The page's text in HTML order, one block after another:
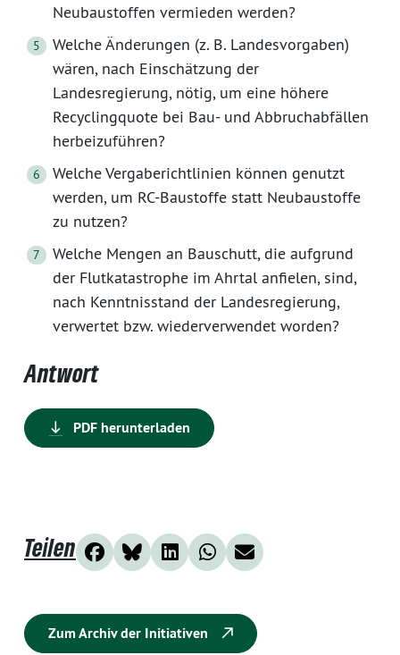
Neubaustoffen vermieden werden?
Welche Änderungen (z. B. Landesvorgaben)
wären, nach Einschätzung der
Landesregierung, nötig, um eine höhere
Recyclingquote bei Bau- und Abbruchabfällen
herbeizuführen?
Welche Vergaberichtlinien können genutzt
werden, um RC-Baustoffe statt Neubaustoffe
zu nutzen?
Welche Mengen an Bauschutt, die aufgrund
der Flutkatastrophe im Ahrtal anfielen, sind,
nach Kenntnisstand der Landesregierung,
verwertet bzw. wiederverwendet worden?
Antwort
PDF herunterladen
Teilen
Zum Archiv der Initiativen